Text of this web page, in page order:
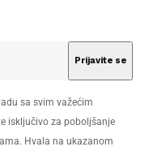
sa svim važećim
isključivo za poboljšanje
Hvala na ukazanom